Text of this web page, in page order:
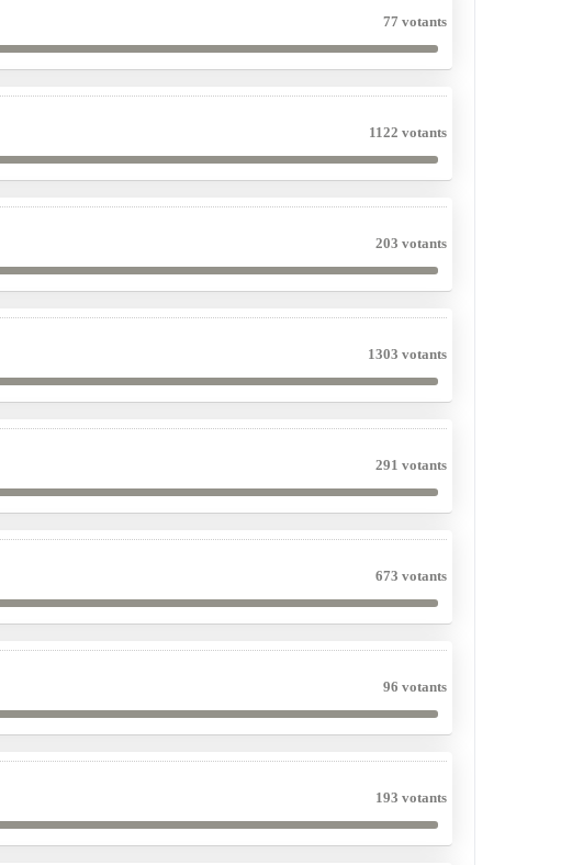
77 votants
1122 votants
203 votants
1303 votants
291 votants
673 votants
96 votants
193 votants